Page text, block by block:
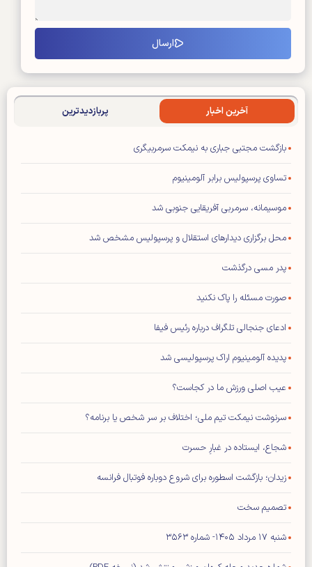
آخرین اخبار پربازدیدترین
بازگشت مجتبی جباری به نیمکت سرمربیگری
تساوی پرسپولیس برابر آلومینیوم
موسیمانه، سرمربی آفریقایی جنوبی شد
محل برگزاری دیدار‌های استقلال و پرسپولیس مشخص شد
پدر مسی درگذشت
صورت مسئله را پاک نکنید
ادعای جنجالی تلگراف درباره رئیس فیفا
پدیده آلومینیوم اراک پرسپولیسی شد
عیب اصلی ورزش ما در کجاست؟
سرنوشت نیمکت تیم ملی؛ اختلاف بر سر شخص یا برنامه؟
شجاع، ایستاده در غبارِ حسرت
زیدان؛ بازگشت اسطوره برای شروع دوباره فوتبال فرانسه
تصمیم سخت
شنبه ۱۷ مرداد ۱۴۰۵- شماره ۳۵۶۳